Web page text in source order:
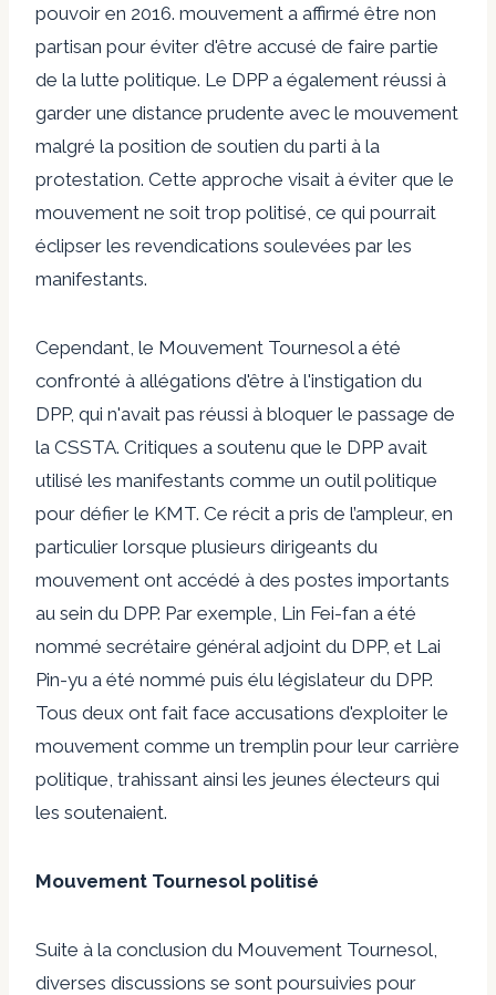
pouvoir en 2016. mouvement a affirmé être non
partisan pour éviter d'être accusé de faire partie
de la lutte politique. Le DPP a également réussi à
garder une distance prudente avec le mouvement
malgré la position de soutien du parti à la
protestation. Cette approche visait à éviter que le
mouvement ne soit trop politisé, ce qui pourrait
éclipser les revendications soulevées par les
manifestants.
Cependant, le Mouvement Tournesol a été
confronté à allégations d'être à l'instigation du
DPP, qui n'avait pas réussi à bloquer le passage de
la CSSTA. Critiques a soutenu que le DPP avait
utilisé les manifestants comme un outil politique
pour défier le KMT. Ce récit a pris de l’ampleur, en
particulier lorsque plusieurs dirigeants du
mouvement ont accédé à des postes importants
au sein du DPP. Par exemple, Lin Fei-fan a été
nommé secrétaire général adjoint du DPP, et Lai
Pin-yu a été nommé puis élu législateur du DPP.
Tous deux ont fait face accusations d'exploiter le
mouvement comme un tremplin pour leur carrière
politique, trahissant ainsi les jeunes électeurs qui
les soutenaient.
Mouvement Tournesol politisé
Suite à la conclusion du Mouvement Tournesol,
diverses discussions se sont poursuivies pour